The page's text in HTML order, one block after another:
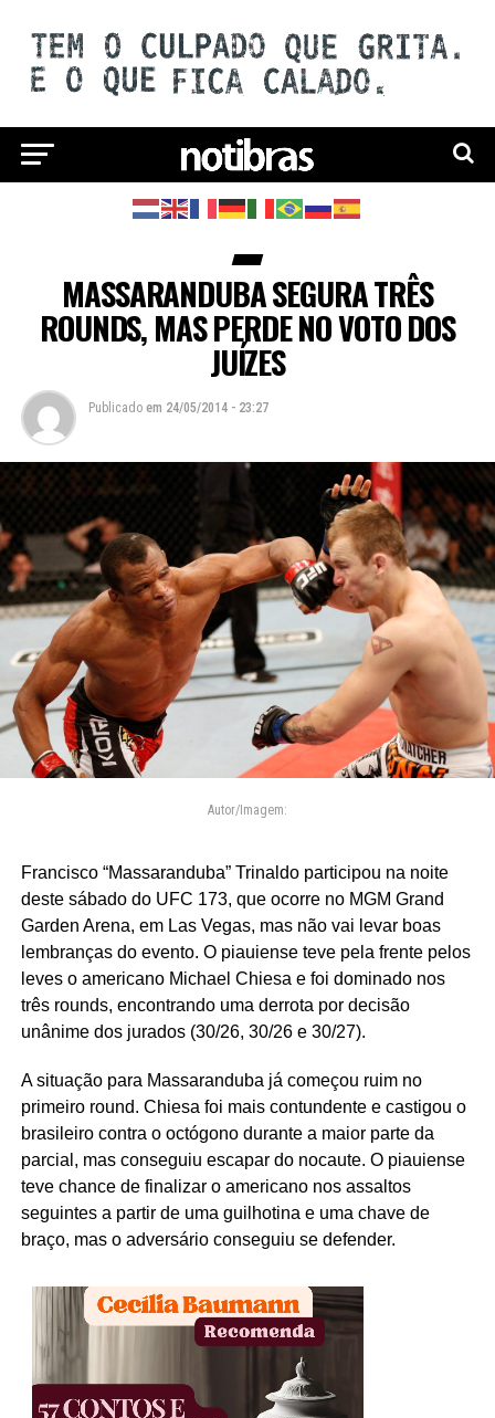
MASSARANDUBA SEGURA TRÊS
ROUNDS, MAS PERDE NO VOTO DOS
JUÍZES
Publicado em 24/05/2014 - 23:27
Autor/Imagem:
Francisco “Massaranduba” Trinaldo participou na noite
deste sábado do UFC 173, que ocorre no MGM Grand
Garden Arena, em Las Vegas, mas não vai levar boas
lembranças do evento. O piauiense teve pela frente pelos
leves o americano Michael Chiesa e foi dominado nos
três rounds, encontrando uma derrota por decisão
unânime dos jurados (30/26, 30/26 e 30/27).
A situação para Massaranduba já começou ruim no
primeiro round. Chiesa foi mais contundente e castigou o
brasileiro contra o octógono durante a maior parte da
parcial, mas conseguiu escapar do nocaute. O piauiense
teve chance de finalizar o americano nos assaltos
seguintes a partir de uma guilhotina e uma chave de
braço, mas o adversário conseguiu se defender.